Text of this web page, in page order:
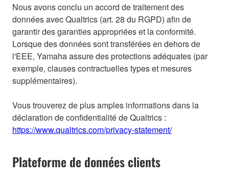
Nous avons conclu un accord de traitement des
données avec Qualtrics (art. 28 du RGPD) afin de
garantir des garanties appropriées et la conformité.
Lorsque des données sont transférées en dehors de
l'EEE, Yamaha assure des protections adéquates (par
exemple, clauses contractuelles types et mesures
supplémentaires).
Vous trouverez de plus amples informations dans la
déclaration de confidentialité de Qualtrics :
https://www.qualtrics.com/privacy-statement/
Plateforme de données clients